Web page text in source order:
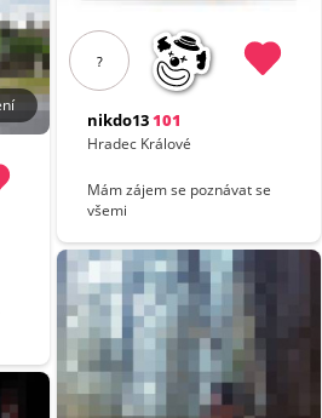
?
nikdo13101
Hradec Králové
Mám zájem se poznávat se
všemi